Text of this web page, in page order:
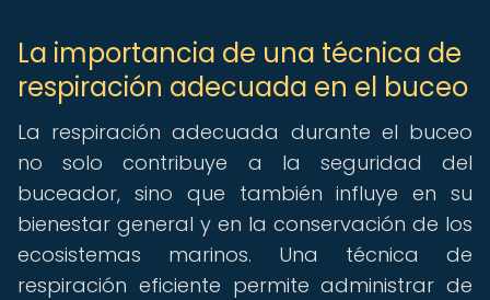
La importancia de una técnica de
respiración adecuada en el buceo
La respiración adecuada durante el buceo
no solo contribuye a la seguridad del
buceador, sino que también influye en su
bienestar general y en la conservación de los
ecosistemas marinos. Una técnica de
respiración eficiente permite administrar de